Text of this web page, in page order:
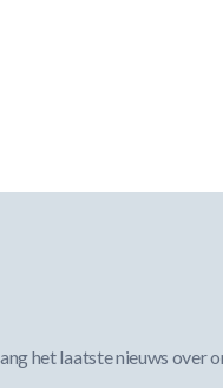
het laatste nieuws over